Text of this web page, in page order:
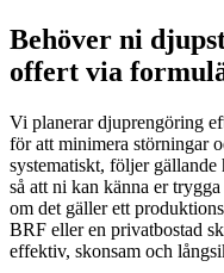
Behöver ni
offert via
Vi planerar djuprengöring
för att minimera störningar
systematiskt, följer
så att ni kan känna er
om det gäller ett
BRF eller en privatbostad
effektiv, skonsam och